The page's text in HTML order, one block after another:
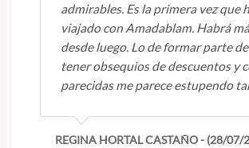
admirables. Es la primera vez que
viajado con Amadablam. Habrá
desde luego. Lo de formar parte
tener obsequios de descuentos y
parecidas me parece estupendo
REGINA HORTAL CASTAÑO - (28/07/